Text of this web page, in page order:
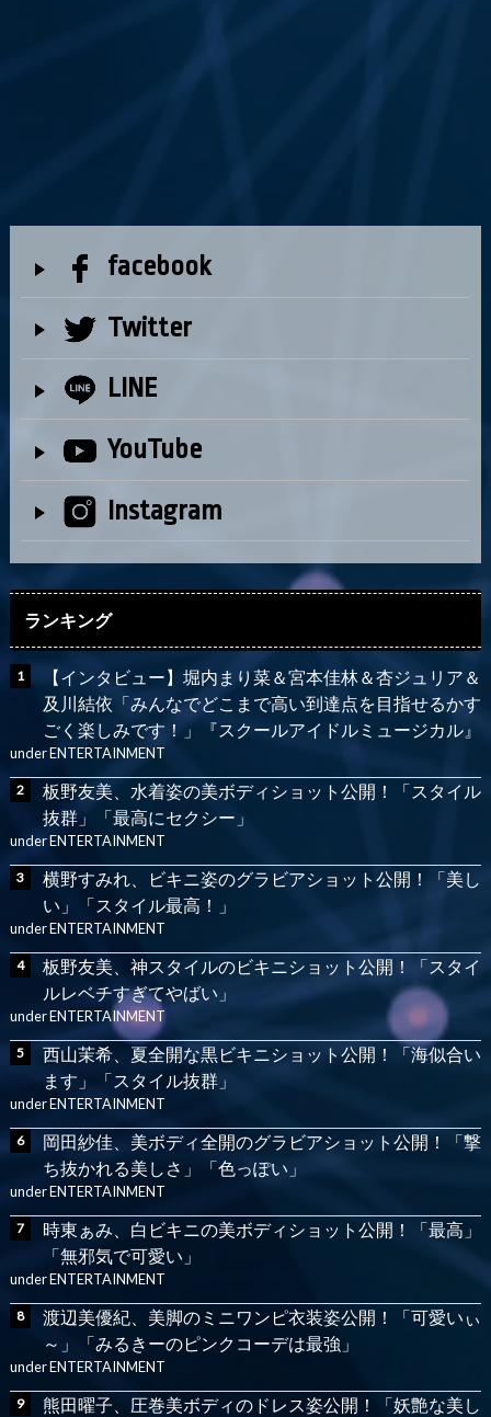
facebook
Twitter
LINE
YouTube
Instagram
ランキング
【インタビュー】堀内まり菜＆宮本佳林＆杏ジュリア＆
及川結依「みんなでどこまで高い到達点を目指せるかす
ごく楽しみです！」『スクールアイドルミュージカル』
underENTERTAINMENT
板野友美、水着姿の美ボディショット公開！「スタイル
抜群」「最高にセクシー」
underENTERTAINMENT
横野すみれ、ビキニ姿のグラビアショット公開！「美し
い」「スタイル最高！」
underENTERTAINMENT
板野友美、神スタイルのビキニショット公開！「スタイ
ルレベチすぎてやばい」
underENTERTAINMENT
西山茉希、夏全開な黒ビキニショット公開！「海似合い
ます」「スタイル抜群」
underENTERTAINMENT
岡田紗佳、美ボディ全開のグラビアショット公開！「撃
ち抜かれる美しさ」「色っぽい」
underENTERTAINMENT
時東ぁみ、白ビキニの美ボディショット公開！「最高」
「無邪気で可愛い」
underENTERTAINMENT
渡辺美優紀、美脚のミニワンピ衣装姿公開！「可愛いぃ
～」「みるきーのピンクコーデは最強」
underENTERTAINMENT
熊田曜子、圧巻美ボディのドレス姿公開！「妖艶な美し